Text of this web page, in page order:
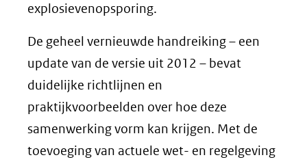
explosievenopsporing.
De geheel vernieuwde handreiking – een
update van de versie uit 2012 – bevat
duidelijke richtlijnen en
praktijkvoorbeelden over hoe deze
samenwerking vorm kan krijgen. Met de
toevoeging van actuele wet- en regelgeving